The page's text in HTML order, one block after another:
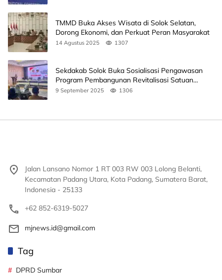
TMMD Buka Akses Wisata di Solok Selatan,
Dorong Ekonomi, dan Perkuat Peran Masyarakat
14 Agustus 2025 1307
Sekdakab Solok Buka Sosialisasi Pengawasan
Program Pembangunan Revitalisasi Satuan
Pendidikan
9 September 2025 1306
Jalan Lansano Nomor 1 RT 003 RW 003 Lolong Belanti,
Kecamatan Padang Utara, Kota Padang, Sumatera Barat,
Indonesia - 25133
+62 852-6319-5027
mjnews.id@gmail.com
Tag
DPRD Sumbar